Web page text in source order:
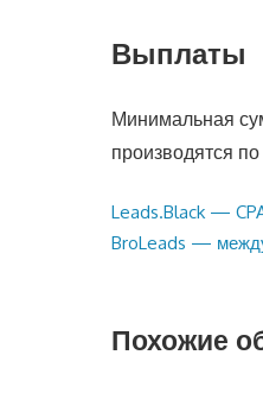
Выплаты
Минимальная
производятся
Навигация
Предыдущая
запись:
Leads.Black —
Следующая
BroLeads —
Похожие